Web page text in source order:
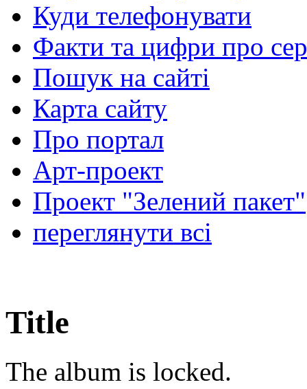
Куди телефонувати
Факти та цифри про
Пошук на сайті
Карта сайту
Про портал
Арт-проект
Проект "Зелений пакет"
переглянути всі
Title
The album is locked.